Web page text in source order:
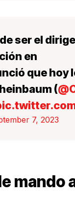
ser el
en
que hoy
(
7, 2023
mando